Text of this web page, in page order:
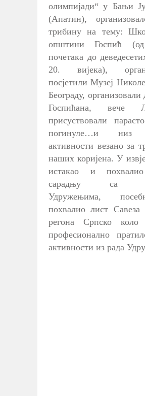
олимпијади“ у Бањи
(Апатин),
трибину на тему:
општини Госпић
почетака до
20. вијека),
посјетили Музеј
Београду,
Госпићана, вече
присуствовали
погинуле…и низ
активности везано за
наших коријена. У
истакао и
сарадњу са
Удружењима,
похвалио лист
регона Српско коло
професионално
активности из рада